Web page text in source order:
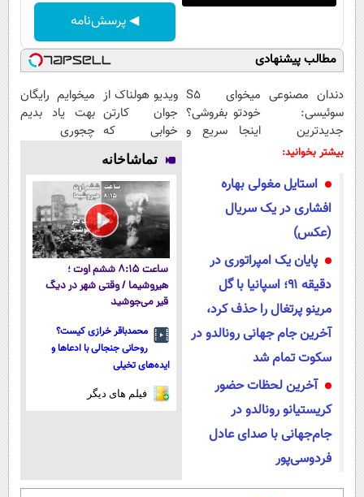
◀ پرسش‌نامه
مطالب پیشنهادی
دندان مصنوعی
سوئیسی:
جدیدترین
فناوری اروپا،
پرداخت قسطی
میخوای S5
خودتو بفروشی؟
اینجا سریع و
ویدیو هولناک از
جوان کارتن
خوابی که
میلیاردر شد.
آموزش رایگان
میخوایم رایگان
بهت یاد بدیم
چجوری
مجانیه
بیشتر بخوانید:
استایل مغولی بهاره
افشاری در یک سریال
(عکس)
پایان یک امپراتوری در
دقیقه ۹۱؛ اسپانیا با گل
مرینو پرتغال را حذف کرد،
آخرین جام جهانی رونالدو در
سکوت تمام شد
آخرین لحظات حضور
کریستیانو رونالدو در
جام‌جهانی با صدای عادل
فردوسی‌پور
تماشاخانه
ساعت ۸:۱۵ ششم اوت ؛
هیروشیما / وقتی شهر در دیگ
قیر می‌جوشید
محمدباقر خرازی کیست؟
روحانی جنجالی با ادعاها و
ایده‌های تخیلی
فیلم های دیگر